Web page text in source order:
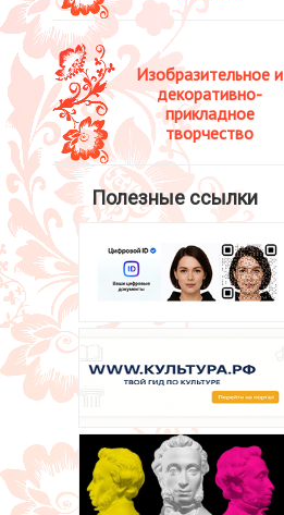
Изобразительное и
декоративно-
прикладное
творчество
Полезные ссылки